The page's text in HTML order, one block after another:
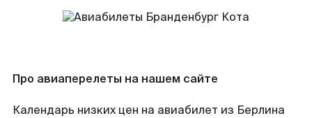
Про авиаперелеты на нашем сайте
Календарь низких цен на авиабилет из Берлина